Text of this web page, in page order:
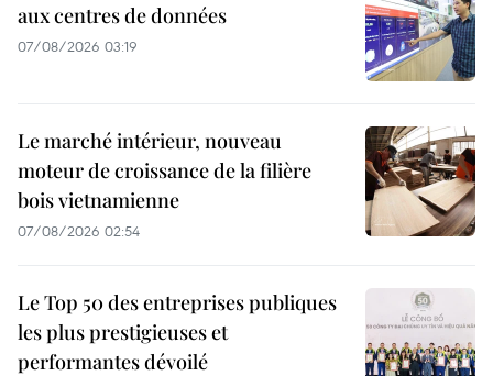
aux centres de données
07/08/2026 03:19
Le marché intérieur, nouveau
moteur de croissance de la filière
bois vietnamienne
07/08/2026 02:54
Le Top 50 des entreprises publiques
les plus prestigieuses et
performantes dévoilé